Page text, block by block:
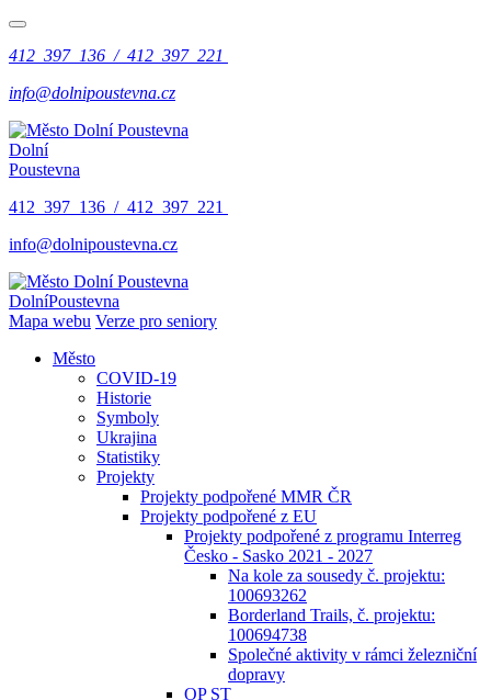
412 397 136 / 412 397 221
info@dolnipoustevna.cz
Dolní
Poustevna
412 397 136 / 412 397 221
info@dolnipoustevna.cz
DolníPoustevna
Mapa webu Verze pro seniory
Město
COVID-19
Historie
Symboly
Ukrajina
Statistiky
Projekty
Projekty podpořené MMR ČR
Projekty podpořené z EU
Projekty podpořené z programu Interreg
Česko - Sasko 2021 - 2027
Na kole za sousedy č. projektu:
100693262
Borderland Trails, č. projektu:
100694738
Společné aktivity v rámci železniční
dopravy
OP ST